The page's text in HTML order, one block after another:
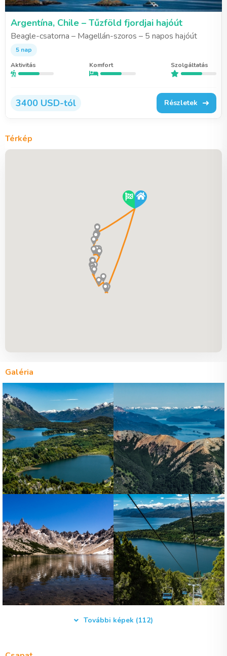
Argentína, Chile – Tűzföld fjordjai hajóút
Beagle-csatorna – Magellán-szoros – 5 napos hajóút
5 nap
Aktivitás
Komfort Szolgáltatás
3400 USD-tól Részletek
Térkép
Galéria
További képek (112)